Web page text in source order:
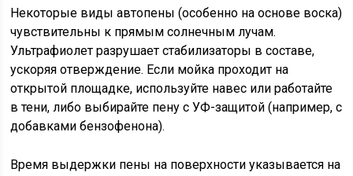
Некоторые виды автопены (особенно на основе воска)
чувствительны к прямым солнечным лучам.
Ультрафиолет разрушает стабилизаторы в составе,
ускоряя отверждение. Если мойка проходит на
открытой площадке, используйте навес или работайте
в тени, либо выбирайте пену с УФ-защитой (например, с
добавками бензофенона).
Время выдержки пены на поверхности указывается на